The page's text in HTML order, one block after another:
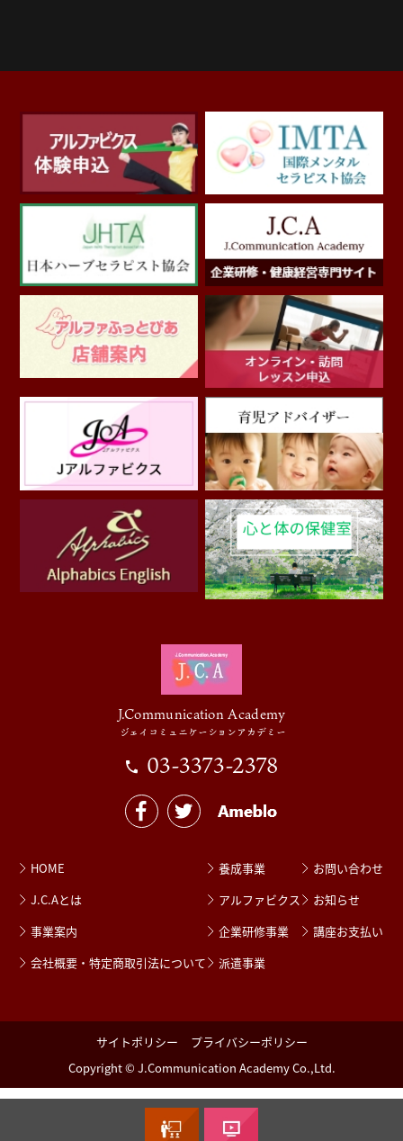
J.Communication Academy
ジェイコミュニケーションアカデミー
03-3373-2378
HOME
J.C.Aとは
事業案内
会社概要・特定商取引法について
養成事業
アルファビクス
企業研修事業
派遣事業
お問い合わせ
お知らせ
講座お支払い
サイトポリシー
プライバシーポリシー
Copyright © J.Communication Academy Co.,Ltd.